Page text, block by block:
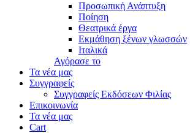
Προσωπική Ανάπτυξη
Ποίηση
Θεατρικά έργα
Εκμάθηση ξένων γλωσσών
Ιταλικά
Αγόρασε το
Τα νέα μας
Συγγραφείς
Συγγραφείς Εκδόσεων Φιλίας
Επικοινωνία
Τα νέα μας
Cart